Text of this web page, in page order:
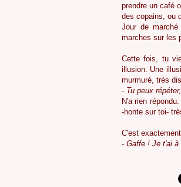
prendre un café
des copains, ou
Jour de
marches sur les
Cette fois, tu
illusion. Une
murmuré, très
- Tu peux
N'a rien
-honte sur toi-
C'est
- Gaffe ! Je t'ai à